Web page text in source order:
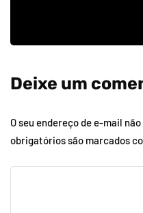
Deixe um
O seu endereço de e-mail
obrigatórios são marcados